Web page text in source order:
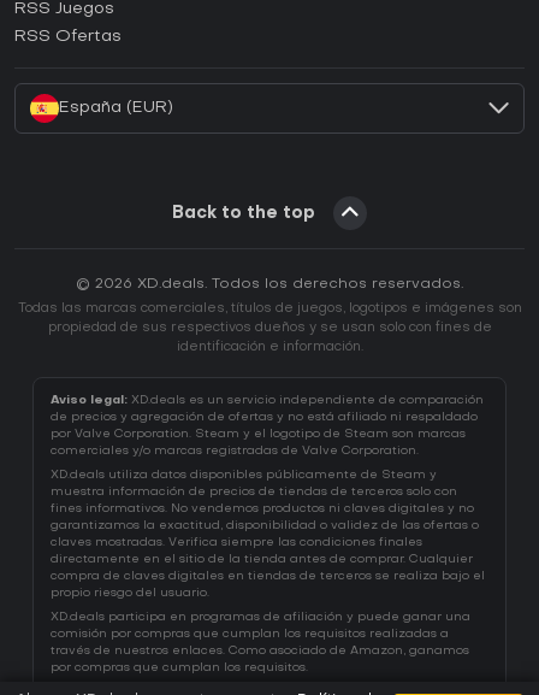
RSS Juegos
RSS Ofertas
España (EUR)
Back to the top
© 2026 XD.deals. Todos los derechos reservados.
Todas las marcas comerciales, títulos de juegos, logotipos e imágenes son
propiedad de sus respectivos dueños y se usan solo con fines de
identificación e información.
Aviso legal: XD.deals es un servicio independiente de comparación
de precios y agregación de ofertas y no está afiliado ni respaldado
por Valve Corporation. Steam y el logotipo de Steam son marcas
comerciales y/o marcas registradas de Valve Corporation.
XD.deals utiliza datos disponibles públicamente de Steam y
muestra información de precios de tiendas de terceros solo con
fines informativos. No vendemos productos ni claves digitales y no
garantizamos la exactitud, disponibilidad o validez de las ofertas o
claves mostradas. Verifica siempre las condiciones finales
directamente en el sitio de la tienda antes de comprar. Cualquier
compra de claves digitales en tiendas de terceros se realiza bajo el
propio riesgo del usuario.
XD.deals participa en programas de afiliación y puede ganar una
comisión por compras que cumplan los requisitos realizadas a
través de nuestros enlaces. Como asociado de Amazon, ganamos
por compras que cumplan los requisitos.